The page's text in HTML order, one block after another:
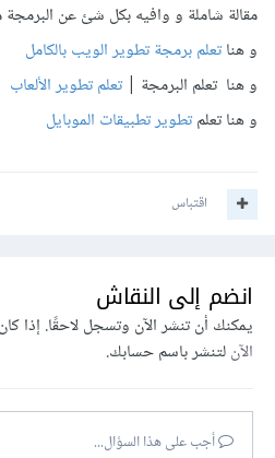
مقالة شاملة و وافيه بكل شئ عن البرمجة
و هناتعلم برمجة تطوير الويب بالكامل
و هنا تعلم البرمجة |
تعلم تطوير الألعاب
و هنا تعلمتطوير تطبيقات الموبايل
اقتباس
انضم إلى النقاش
يمكنك أن تنشر الآن وتسجل لاحقًا. إذا
الآنلتنشر باسم حسابك.
أجب على هذا السؤال...